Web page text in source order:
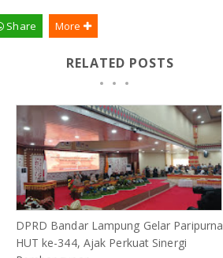
Share More
RELATED POSTS
DPRD Bandar Lampung Gelar Paripurna
HUT ke-344, Ajak Perkuat Sinergi